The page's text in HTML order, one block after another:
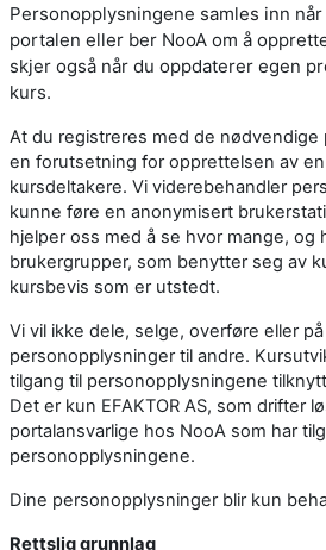
Personopplysningene samles inn
portalen eller ber NooA om å
skjer også når du oppdaterer egen
kurs.
At du registreres med de
en forutsetning for opprettelsen av
kursdeltakere. Vi viderebehandler
kunne føre en anonymisert
hjelper oss med å se hvor mange, og
brukergrupper, som benytter seg av
kursbevis som er utstedt.
Vi vil ikke dele, selge, overføre eller
personopplysninger til andre.
tilgang til personopplysningene
Det er kun EFAKTOR AS, som drifter
portalansvarlige hos NooA som har
personopplysningene.
Dine personopplysninger blir kun
Rettslig grunnlag